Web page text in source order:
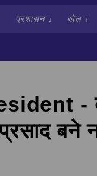
प्रशासन↓ खेल↓
-
बने